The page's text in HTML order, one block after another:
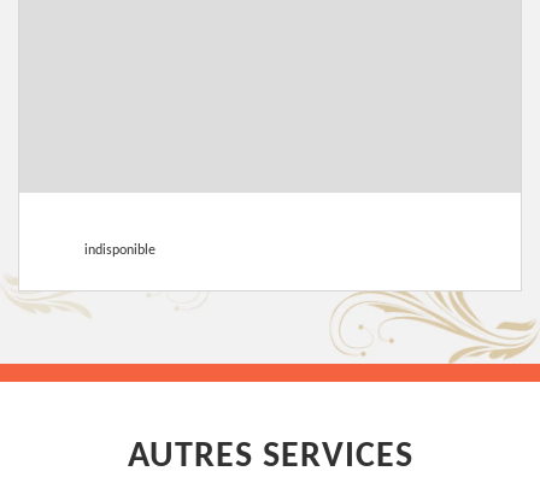
indisponible
AUTRES SERVICES